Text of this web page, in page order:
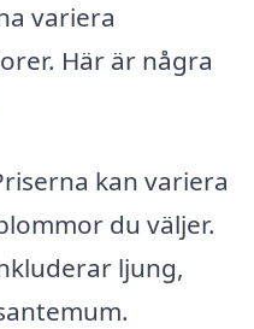
variera
Här är några
kan variera
du väljer.
ljung,